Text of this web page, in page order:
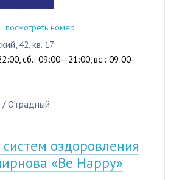
посмотреть номер
42, кв. 17
сб.: 09:00—21:00, вс.: 09:00-
/ Отрадный
оздоровления
«Be Happy»